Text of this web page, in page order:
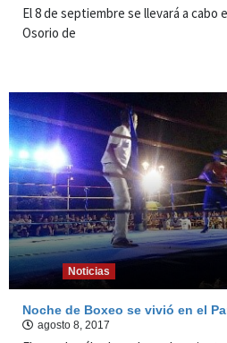
El 8 de septiembre se llevará a
Osorio de
Noticias
Noche de Boxeo se vivió en el
agosto 8, 2017